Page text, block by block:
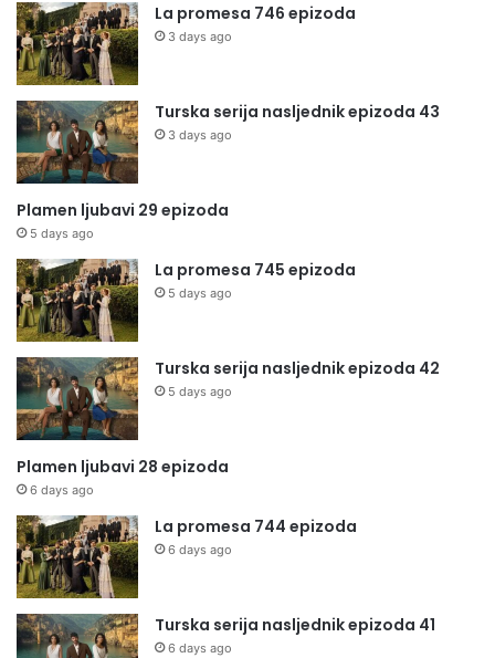
La promesa 746 epizoda
3 days ago
Turska serija nasljednik epizoda 43
3 days ago
Plamen ljubavi 29 epizoda
5 days ago
La promesa 745 epizoda
5 days ago
Turska serija nasljednik epizoda 42
5 days ago
Plamen ljubavi 28 epizoda
6 days ago
La promesa 744 epizoda
6 days ago
Turska serija nasljednik epizoda 41
6 days ago